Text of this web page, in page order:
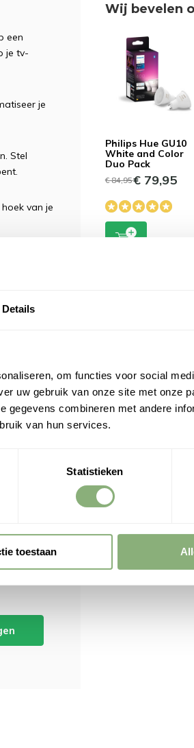
Details
om functies voor social
uw gebruik van onze site met onze
gegevens combineren met andere
van hun services.
Statistieken
toestaan
een
je tv-
je
Stel
van je
Hue
en
huis dat
V2
Wij bevelen
Philips Hue GU10
White and Color
Duo Pack
€ 84,95€ 79,95
Philips Hue GU10
Duopack - White
Ambiance - 2
- Bluetooth